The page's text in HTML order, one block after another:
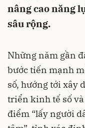
nâng cao năng
sâu rộng.
Những năm gần
bước tiến mạnh
số, hướng tới xây
triển kinh tế số
điểm “lấy người